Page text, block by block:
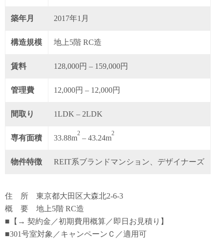
築年月 2017年1月
構造規模 地上5階 RC造
賃料 128,000円 – 159,000円
管理費 12,000円 – 12,000円
間取り 1LDK – 2LDK
専有面積 33.88m
2
– 43.24m
2
物件特徴 REIT系ブランドマンション、デザイナーズ
住 所 東京都大田区大森北2-6-3
概 要 地上5階 RC造
■【→ 契約金／初期費用概算／即日お見積り】
■301号室対象／キャンペーンＣ／適用可